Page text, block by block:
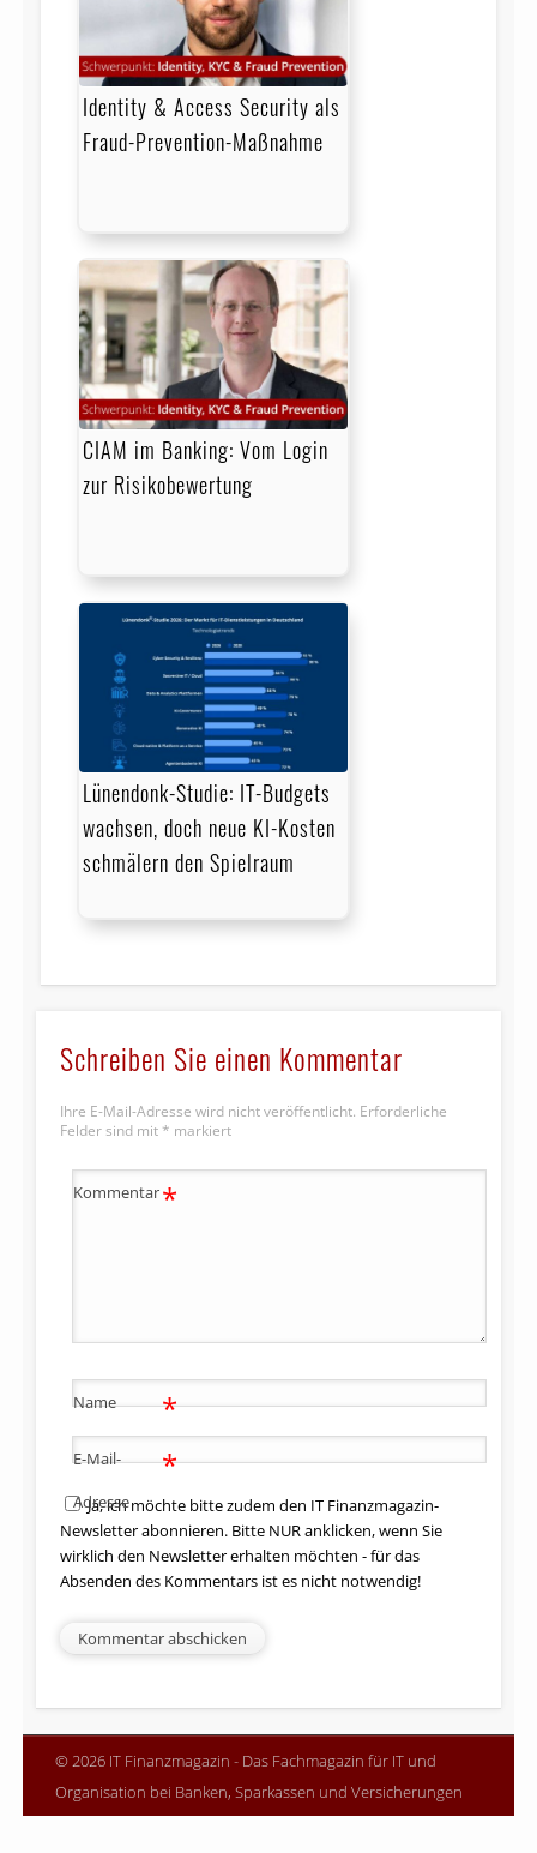
Identity & Access Security als
Fraud-Prevention-Maßnahme
CIAM im Banking: Vom Login
zur Risikobewertung
Lünendonk-Studie: IT-Budgets
wachsen, doch neue KI-Kosten
schmälern den Spielraum
Schreiben Sie einen Kommentar
Ihre E-Mail-Adresse wird nicht veröffentlicht. Erforderliche
Felder sind mit * markiert
Kommentar*
Name *
E-Mail-
Adresse
*
Ja, ich möchte bitte zudem den IT Finanzmagazin-
Newsletter abonnieren. Bitte NUR anklicken, wenn Sie
wirklich den Newsletter erhalten möchten - für das
Absenden des Kommentars ist es nicht notwendig!
© 2026 IT Finanzmagazin - Das Fachmagazin für IT und
Organisation bei Banken, Sparkassen und Versicherungen